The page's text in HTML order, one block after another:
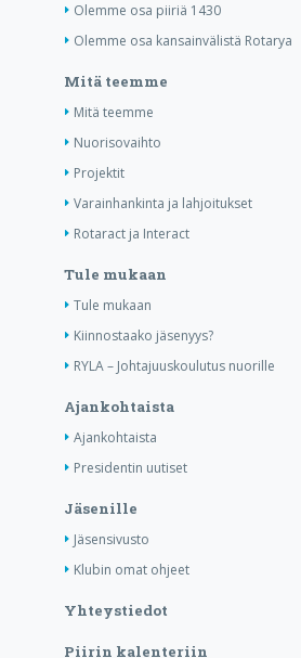
Olemme osa piiriä 1430
Olemme osa kansainvälistä Rotarya
Mitä teemme
Mitä teemme
Nuorisovaihto
Projektit
Varainhankinta ja lahjoitukset
Rotaract ja Interact
Tule mukaan
Tule mukaan
Kiinnostaako jäsenyys?
RYLA – Johtajuuskoulutus nuorille
Ajankohtaista
Ajankohtaista
Presidentin uutiset
Jäsenille
Jäsensivusto
Klubin omat ohjeet
Yhteystiedot
Piirin kalenteriin